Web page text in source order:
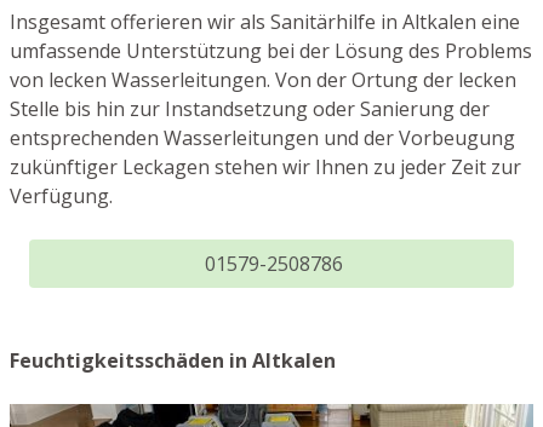
Insgesamt offerieren wir als Sanitärhilfe in Altkalen eine
umfassende Unterstützung bei der Lösung des Problems
von lecken Wasserleitungen. Von der Ortung der lecken
Stelle bis hin zur Instandsetzung oder Sanierung der
entsprechenden Wasserleitungen und der Vorbeugung
zukünftiger Leckagen stehen wir Ihnen zu jeder Zeit zur
Verfügung.
01579-2508786
Feuchtigkeitsschäden in Altkalen